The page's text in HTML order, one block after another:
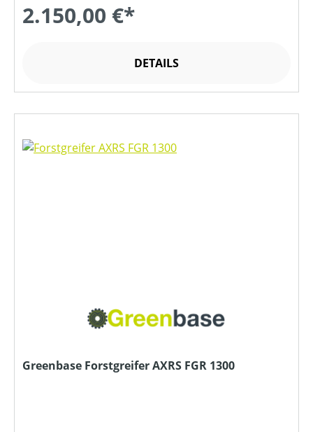
2.150,00 €*
DETAILS
Greenbase Forstgreifer AXRS FGR 1300